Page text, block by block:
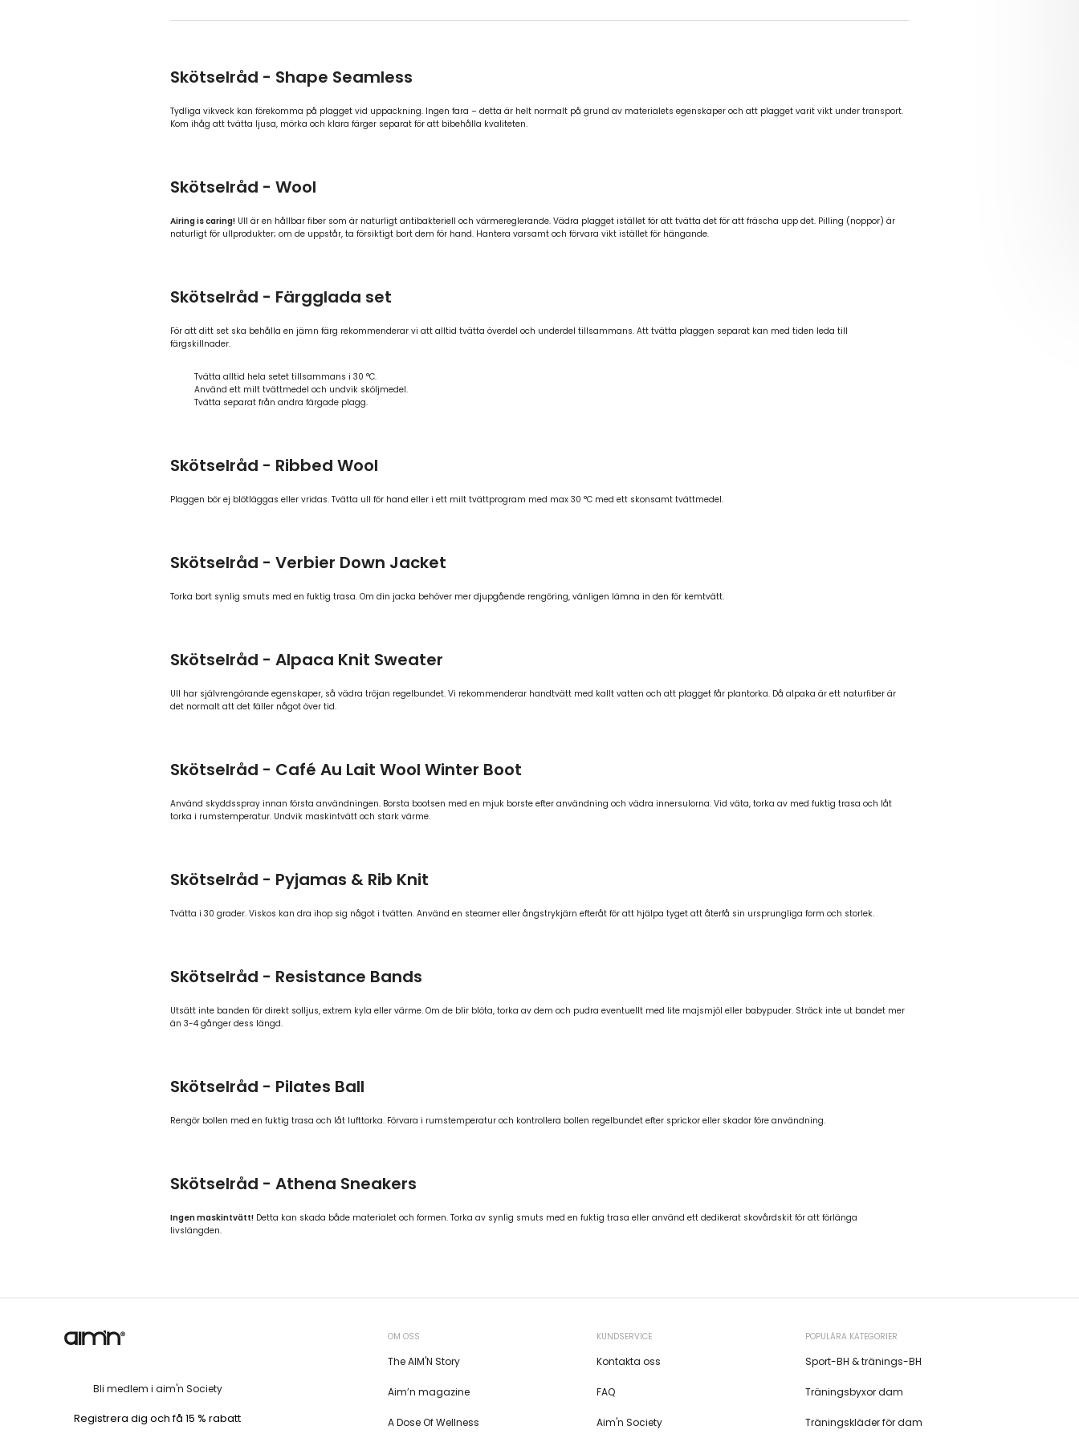
Skötselråd - Shape Seamless
Tydliga vikveck kan förekomma på plagget vid uppackning. Ingen fara – detta är helt normalt på grund av materialets egenskaper och att plagget varit vikt under transport.
Kom ihåg att tvätta ljusa, mörka och klara färger separat för att bibehålla kvaliteten.
Skötselråd - Wool
Airing is caring! Ull är en hållbar fiber som är naturligt antibakteriell och värmereglerande. Vädra plagget istället för att tvätta det för att fräscha upp det. Pilling (noppor) är
naturligt för ullprodukter; om de uppstår, ta försiktigt bort dem för hand. Hantera varsamt och förvara vikt istället för hängande.
Skötselråd - Färgglada set
För att ditt set ska behålla en jämn färg rekommenderar vi att alltid tvätta överdel och underdel tillsammans. Att tvätta plaggen separat kan med tiden leda till
färgskillnader.
Tvätta alltid hela setet tillsammans i 30 °C.
Använd ett milt tvättmedel och undvik sköljmedel.
Tvätta separat från andra färgade plagg.
Skötselråd - Ribbed Wool
Plaggen bör ej blötläggas eller vridas. Tvätta ull för hand eller i ett milt tvättprogram med max 30 °C med ett skonsamt tvättmedel.
Skötselråd - Verbier Down Jacket
Torka bort synlig smuts med en fuktig trasa. Om din jacka behöver mer djupgående rengöring, vänligen lämna in den för kemtvätt.
Skötselråd - Alpaca Knit Sweater
Ull har självrengörande egenskaper, så vädra tröjan regelbundet. Vi rekommenderar handtvätt med kallt vatten och att plagget får plantorka. Då alpaka är ett naturfiber är
det normalt att det fäller något över tid.
Skötselråd - Café Au Lait Wool Winter Boot
Använd skyddsspray innan första användningen. Borsta bootsen med en mjuk borste efter användning och vädra innersulorna. Vid väta, torka av med fuktig trasa och låt
torka i rumstemperatur. Undvik maskintvätt och stark värme.
Skötselråd - Pyjamas & Rib Knit
Tvätta i 30 grader. Viskos kan dra ihop sig något i tvätten. Använd en steamer eller ångstrykjärn efteråt för att hjälpa tyget att återfå sin ursprungliga form och storlek.
Skötselråd - Resistance Bands
Utsätt inte banden för direkt solljus, extrem kyla eller värme. Om de blir blöta, torka av dem och pudra eventuellt med lite majsmjöl eller babypuder. Sträck inte ut bandet mer
än 3-4 gånger dess längd.
Skötselråd - Pilates Ball
Rengör bollen med en fuktig trasa och låt lufttorka. Förvara i rumstemperatur och kontrollera bollen regelbundet efter sprickor eller skador före användning.
Skötselråd - Athena Sneakers
Ingen maskintvätt! Detta kan skada både materialet och formen. Torka av synlig smuts med en fuktig trasa eller använd ett dedikerat skovårdskit för att förlänga
livslängden.
Bli medlem i aim'n Society
Registrera dig och få 15 % rabatt
OM OSS
The AIM'N Story
Aim’n magazine
A Dose Of Wellness
KUNDSERVICE
Kontakta oss
FAQ
Aim'n Society
POPULÄRA KATEGORIER
Sport-BH & tränings-BH
Träningsbyxor dam
Träningskläder för dam